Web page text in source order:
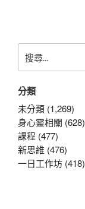
尋
鍵
字:
分類
未分類 (1,269)
身心靈相關 (628)
課程 (477)
新思維 (476)
一日工作坊 (418)